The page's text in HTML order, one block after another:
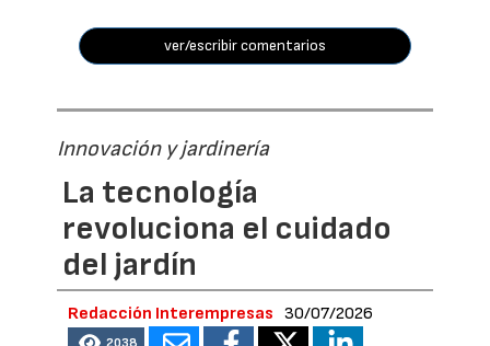
ver/escribir comentarios
Innovación y jardinería
La tecnología
revoluciona el cuidado
del jardín
Redacción Interempresas 30/07/2026